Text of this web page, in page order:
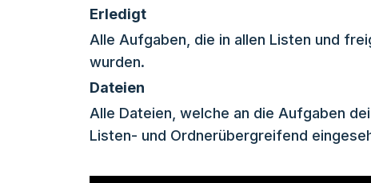
Erledigt
Alle Aufgaben, die in allen Listen und
wurden.
Dateien
Alle Dateien, welche an die Aufgaben
Listen- und Ordnerübergreifend